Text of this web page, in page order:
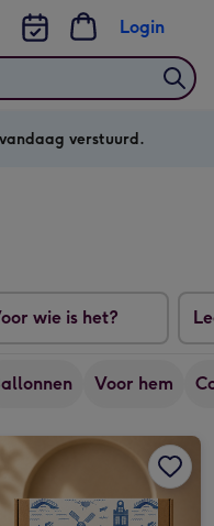
Login
verstuurd.
wie is het?
Voor hem
Coco & Sebas | Bonbons | 225 gram afbeelding 2